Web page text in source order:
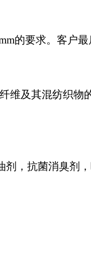
的要求。客户最
维及其混纺织物
剂，抗菌消臭剂